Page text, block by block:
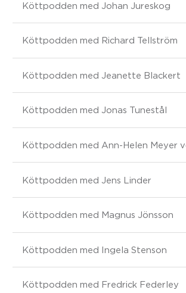
Köttpodden med Johan Jureskog
Köttpodden med Richard Tellström
Köttpodden med Jeanette Blackert
Köttpodden med Jonas Tunestål
Köttpodden med Ann-Helen Meyer
Köttpodden med Jens Linder
Köttpodden med Magnus Jönsson
Köttpodden med Ingela Stenson
Köttpodden med Fredrick Federley